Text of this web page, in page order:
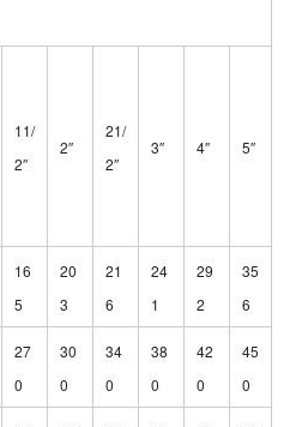
11/
2″
2″
21/
2″
3″ 4″ 5″
16
5
20
3
21
6
24
1
29
2
35
6
27
0
30
0
34
0
38
0
42
0
45
0